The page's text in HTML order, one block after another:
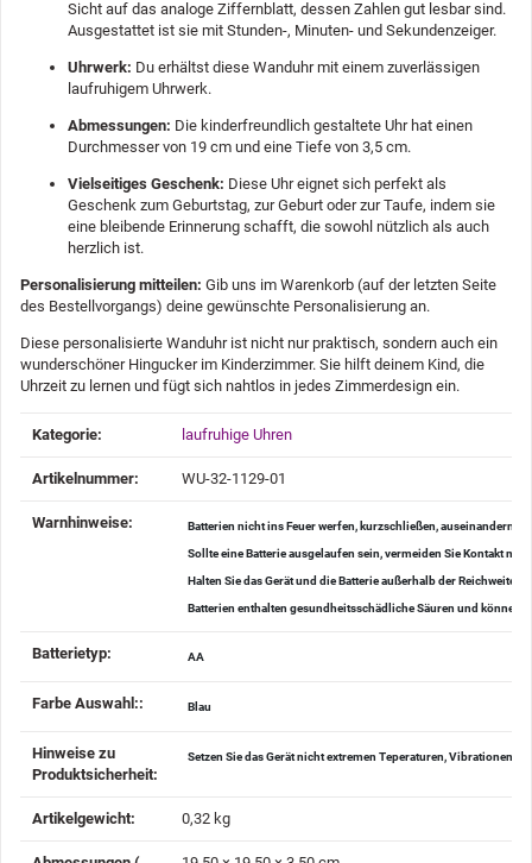
Sicht auf das analoge Ziffernblatt, dessen Zahlen gut lesbar sind.
Ausgestattet ist sie mit Stunden-, Minuten- und Sekundenzeiger.
Uhrwerk: Du erhältst diese Wanduhr mit einem zuverlässigen
laufruhigem Uhrwerk.
Abmessungen: Die kinderfreundlich gestaltete Uhr hat einen
Durchmesser von 19 cm und eine Tiefe von 3,5 cm.
Vielseitiges Geschenk: Diese Uhr eignet sich perfekt als
Geschenk zum Geburtstag, zur Geburt oder zur Taufe, indem sie
eine bleibende Erinnerung schafft, die sowohl nützlich als auch
herzlich ist.
Personalisierung mitteilen: Gib uns im Warenkorb (auf der letzten Seite
des Bestellvorgangs) deine gewünschte Personalisierung an.
Diese personalisierte Wanduhr ist nicht nur praktisch, sondern auch ein
wunderschöner Hingucker im Kinderzimmer. Sie hilft deinem Kind, die
Uhrzeit zu lernen und fügt sich nahtlos in jedes Zimmerdesign ein.
Produkteigenschaft
Wert
Kategorie: laufruhige Uhren
Artikelnummer: WU-32-1129-01
Warnhinweise‍: Batterien nicht ins Feuer werfen, kurzschließen,
Sollte eine Batterie ausgelaufen sein, vermeiden Sie Kontakt
Halten Sie das Gerät und die Batterie außerhalb der Reichweite
Batterien enthalten gesundheitsschädliche Säuren und können
Batterietyp‍: AA
Farbe Auswahl:‍: Blau
Hinweise zu
Produktsicherheit‍:
Setzen Sie das Gerät nicht extremen Teperaturen, Vibrationen
Artikelgewicht‍: 0,32 kg